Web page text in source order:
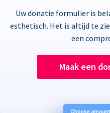
Uw donatie formulier is
esthetisch. Het is altijd te
een
Maak een